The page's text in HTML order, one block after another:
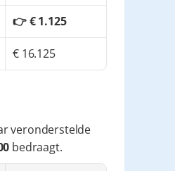
👉 € 1.125
€ 16.125
veronderstelde
bedraagt.